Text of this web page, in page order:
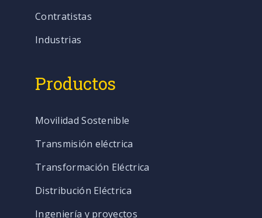
Contratistas
Industrias
Productos
Movilidad Sostenible
Transmisión eléctrica
Transformación Eléctrica
Distribución Eléctrica
Ingeniería y proyectos